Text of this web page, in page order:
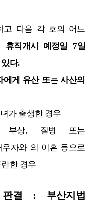
고 다음 각 호의 어느
휴직개시 예정일 7일
있다.
게 유산 또는 사산의
가 출생한 경우
부상, 질병 또는
자와 의 이혼 등으로
한 경우
결 : 부산지법